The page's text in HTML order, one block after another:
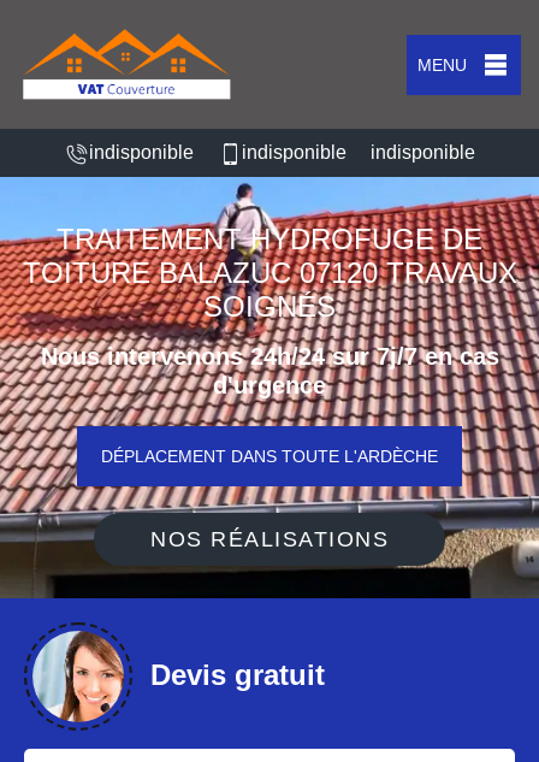
MENU
indisponible indisponible indisponible
TRAITEMENT HYDROFUGE DE
TOITURE BALAZUC 07120 TRAVAUX
SOIGNÉS
Nous intervenons 24h/24 sur 7j/7 en cas
d'urgence
DÉPLACEMENT DANS TOUTE L'ARDÈCHE
NOS RÉALISATIONS
Devis gratuit